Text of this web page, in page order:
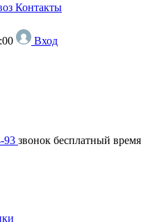
Контакты
Вход
93 звонок бесплатный время